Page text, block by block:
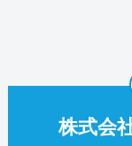
株式会